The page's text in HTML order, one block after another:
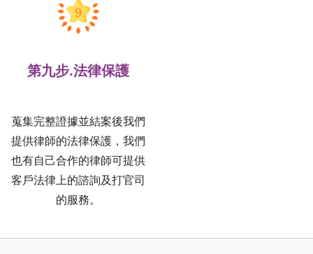
第九步.法律保護
蒐集完整證據並結案後我們
提供律師的法律保護，我們
也有自己合作的律師可提供
客戶法律上的諮詢及打官司
的服務。